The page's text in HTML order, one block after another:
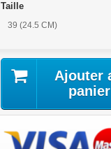
Taille
39 (24.5 CM)
Ajouter
panier